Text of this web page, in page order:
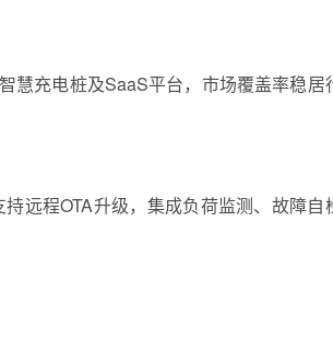
慧充电桩及SaaS平台，市场覆盖率稳居
远程OTA升级，集成负荷监测、故障自